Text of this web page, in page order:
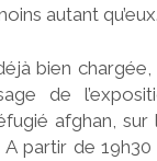
autant qu’eux.
bien
de
afghan, sur
partir de 19h30